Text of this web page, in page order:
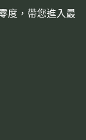
度，帶您進入最